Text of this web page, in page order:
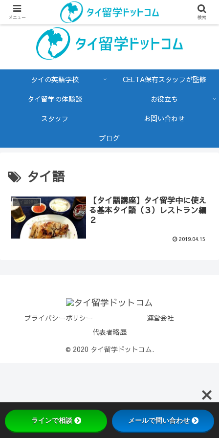
タイの英語学校
CELTA保有スタッフが監修
タイ留学の体験談
お役立ち
スタッフ
お問い合わせ
ブログ
タイ語
タイ語講座
【タイ語講座】タイ留学中に使え
る基本タイ語（３）レストラン編
２
2019.04.15
プライバシーポリシー
運営会社
代表者略歴
© 2020 タイ留学ドットコム.
メニュー 検索
ラインで相談 メールで問い合わせ